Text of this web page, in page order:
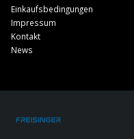
Einkaufsbedingungen
Impressum
Kontakt
News